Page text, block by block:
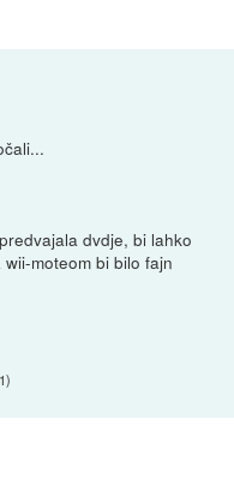
dvdje, bi lahko
moteom bi bilo fajn
)